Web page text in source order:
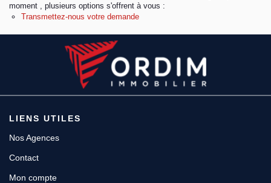
moment , plusieurs options s'offrent à vous :
Transmettez-nous votre demande
LIENS UTILES
Nos Agences
Contact
Mon compte